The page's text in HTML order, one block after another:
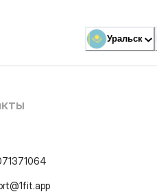
Уральск